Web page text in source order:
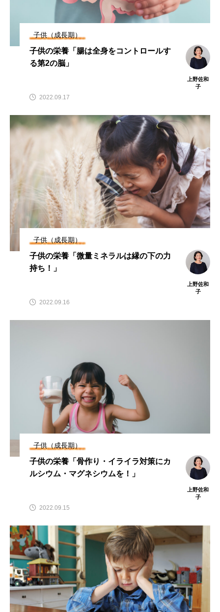
糖質・血糖値
脂溶性ビタミン
貧血 貧血 鉄 貧血鉄 酵素 鉄
子供（成長期）
子供の栄養「腸は全身をコントロールす
る第2の脳」
上野佐和
子
2022.09.17
子供（成長期）
子供の栄養「微量ミネラルは縁の下の力
持ち！」
上野佐和
子
2022.09.16
子供（成長期）
子供の栄養「骨作り・イライラ対策にカ
ルシウム・マグネシウムを！」
上野佐和
子
2022.09.15